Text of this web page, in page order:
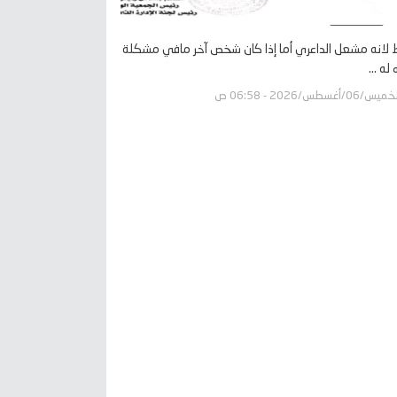
لانه مشعل الداعري أما إذا كان شخص آخر مافي مشكلة
له ...
الخميس/06/أغسطس/2026 - 06:58 ص